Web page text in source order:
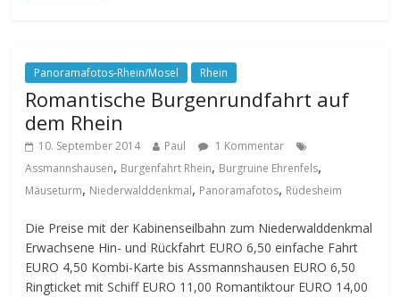
Panoramafotos-Rhein/Mosel Rhein
Romantische Burgenrundfahrt auf
dem Rhein
10. September 2014 Paul
1 Kommentar
Assmannshausen, Burgenfahrt Rhein, Burgruine Ehrenfels,
Mäuseturm, Niederwalddenkmal, Panoramafotos, Rüdesheim
Die Preise mit der Kabinenseilbahn zum Niederwalddenkmal
Erwachsene Hin- und Rückfahrt EURO 6,50 einfache Fahrt
EURO 4,50 Kombi-Karte bis Assmannshausen EURO 6,50
Ringticket mit Schiff EURO 11,00 Romantiktour EURO 14,00